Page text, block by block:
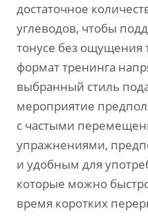
достаточное
углеводов, чтобы
тонусе без ощущения
формат тренинга
выбранный стиль
мероприятие
с частыми
упражнениями,
и удобным для
которые можно
время коротких